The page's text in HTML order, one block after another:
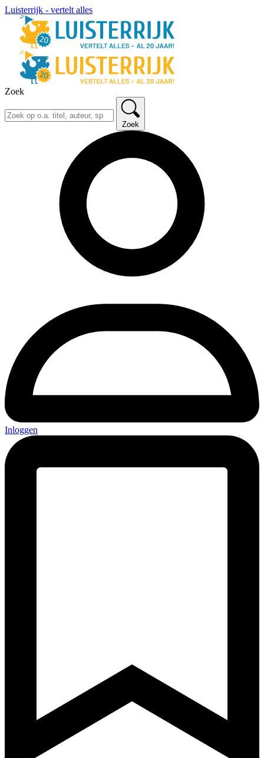
Luisterrijk - vertelt alles
Zoek
Zoek
Inloggen